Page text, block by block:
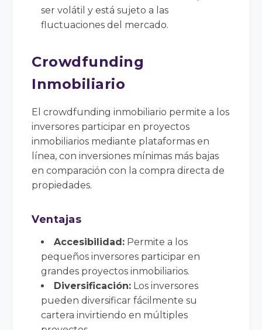
ser volátil y está sujeto a las
fluctuaciones del mercado.
Crowdfunding
Inmobiliario
El crowdfunding inmobiliario permite a los
inversores participar en proyectos
inmobiliarios mediante plataformas en
línea, con inversiones mínimas más bajas
en comparación con la compra directa de
propiedades.
Ventajas
Accesibilidad: Permite a los
pequeños inversores participar en
grandes proyectos inmobiliarios.
Diversificación: Los inversores
pueden diversificar fácilmente su
cartera invirtiendo en múltiples